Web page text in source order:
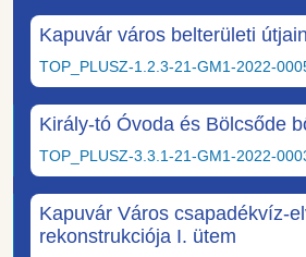
Kapuvár város belterületi
TOP_PLUSZ-1.2.3-21-GM1-2022-
Király-tó Óvoda és Bölcsőde
TOP_PLUSZ-3.3.1-21-GM1-2022-
Kapuvár Város csapadékvíz-
rekonstrukciója I. ütem